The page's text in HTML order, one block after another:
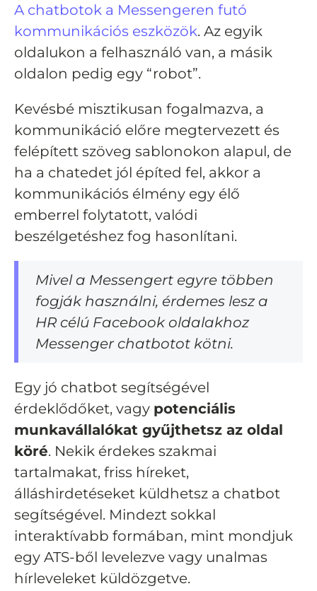
A chatbotok a Messengeren futó
kommunikációs eszközök. Az egyik
oldalukon a felhasználó van, a másik
oldalon pedig egy “robot”.
Kevésbé misztikusan fogalmazva, a
kommunikáció előre megtervezett és
felépített szöveg sablonokon alapul, de
ha a chatedet jól építed fel, akkor a
kommunikációs élmény egy élő
emberrel folytatott, valódi
beszélgetéshez fog hasonlítani.
Mivel a Messengert egyre többen
fogják használni, érdemes lesz a
HR célú Facebook oldalakhoz
Messenger chatbotot kötni.
Egy jó chatbot segítségével
érdeklődőket, vagy potenciális
munkavállalókat gyűjthetsz az oldal
köré. Nekik érdekes szakmai
tartalmakat, friss híreket,
álláshirdetéseket küldhetsz a chatbot
segítségével. Mindezt sokkal
interaktívabb formában, mint mondjuk
egy ATS-ből levelezve vagy unalmas
hírleveleket küldözgetve.